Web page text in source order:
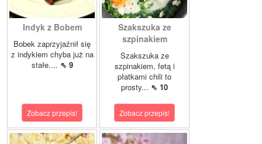
Indyk z Bobem
Bobek zaprzyjaźnił się
z indykiem chyba już na
stałe.... ⇖ 9
Zobacz przepis!
Szakszuka ze
szpinakiem
Szakszuka ze
szpinakiem, fetą i
płatkami chili to
prosty... ⇖ 10
Zobacz przepis!